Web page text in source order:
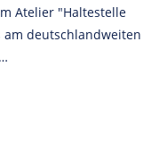
Atelier "Haltestelle
deutschlandweiten